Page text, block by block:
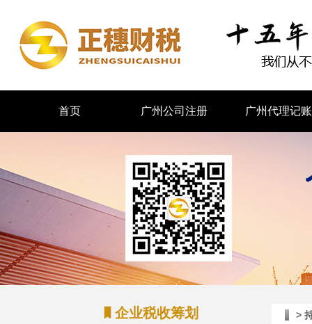
首页 广州公司注册 广州代理记账
企业税收筹划 >